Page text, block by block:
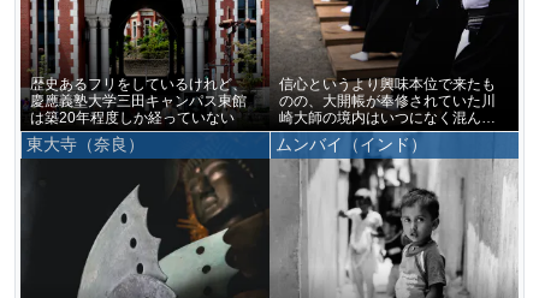
歴史あるフリをしているけれど、
慶應義塾大学三田キャンパス東館
は築20年程度しか経っていない
信心というより興味本位で来たも
のの、大開帳が奉修されていた川
崎大師の境内はいつになく混んで
いた
東大寺（奈良） ムンバイ（インド）